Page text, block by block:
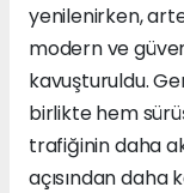
yenilenirken,
modern ve
kavuşturuldu.
birlikte hem
trafiğinin daha
açısından daha